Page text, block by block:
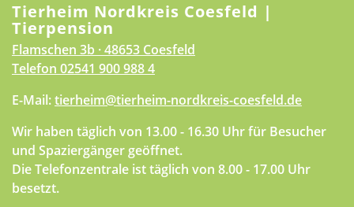
Tierheim Nordkreis Coesfeld |
Tierpension
Flamschen 3b · 48653 Coesfeld
Telefon 02541 900 988 4
E-Mail:tierheim@tierheim-nordkreis-coesfeld.de
Wir haben täglich von 13.00 - 16.30 Uhr für Besucher
und Spaziergänger geöffnet.
Die Telefonzentrale ist täglich von 8.00 - 17.00 Uhr
besetzt.